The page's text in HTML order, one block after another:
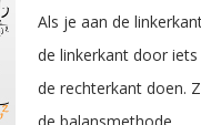
Als je aan de
de linkerkant door
de rechterkant doen.